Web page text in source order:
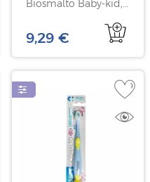
Biosmalto Baby-kid,
9,29 €